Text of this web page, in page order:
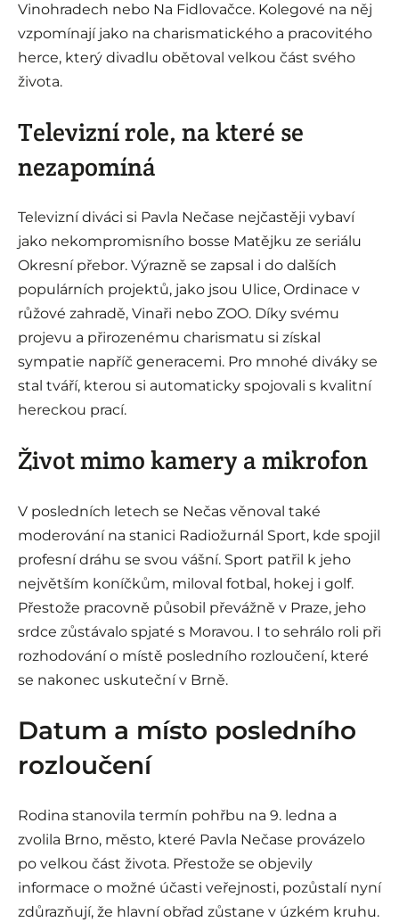
Vinohradech nebo Na Fidlovačce. Kolegové na něj
vzpomínají jako na charismatického a pracovitého
herce, který divadlu obětoval velkou část svého
života.
Televizní role, na které se
nezapomíná
Televizní diváci si Pavla Nečase nejčastěji vybaví
jako nekompromisního bosse Matějku ze seriálu
Okresní přebor. Výrazně se zapsal i do dalších
populárních projektů, jako jsou Ulice, Ordinace v
růžové zahradě, Vinaři nebo ZOO. Díky svému
projevu a přirozenému charismatu si získal
sympatie napříč generacemi. Pro mnohé diváky se
stal tváří, kterou si automaticky spojovali s kvalitní
hereckou prací.
Život mimo kamery a mikrofon
V posledních letech se Nečas věnoval také
moderování na stanici Radiožurnál Sport, kde spojil
profesní dráhu se svou vášní. Sport patřil k jeho
největším koníčkům, miloval fotbal, hokej i golf.
Přestože pracovně působil převážně v Praze, jeho
srdce zůstávalo spjaté s Moravou. I to sehrálo roli při
rozhodování o místě posledního rozloučení, které
se nakonec uskuteční v Brně.
Datum a místo posledního
rozloučení
Rodina stanovila termín pohřbu na 9. ledna a
zvolila Brno, město, které Pavla Nečase provázelo
po velkou část života. Přestože se objevily
informace o možné účasti veřejnosti, pozůstalí nyní
zdůrazňují, že hlavní obřad zůstane v úzkém kruhu.